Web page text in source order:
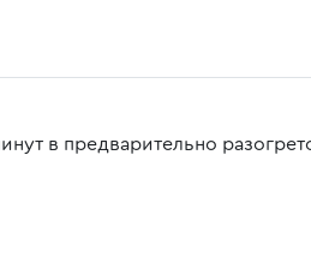
в предварительно